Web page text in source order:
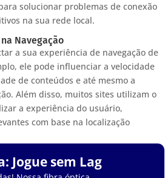
solucionar problemas de conexão
na sua rede local.
Navegação
a sua experiência de navegação de
ele pode influenciar a velocidade
de conteúdos e até mesmo a
Além disso, muitos sites utilizam o
a experiência do usuário,
com base na localização
Jogue sem Lag